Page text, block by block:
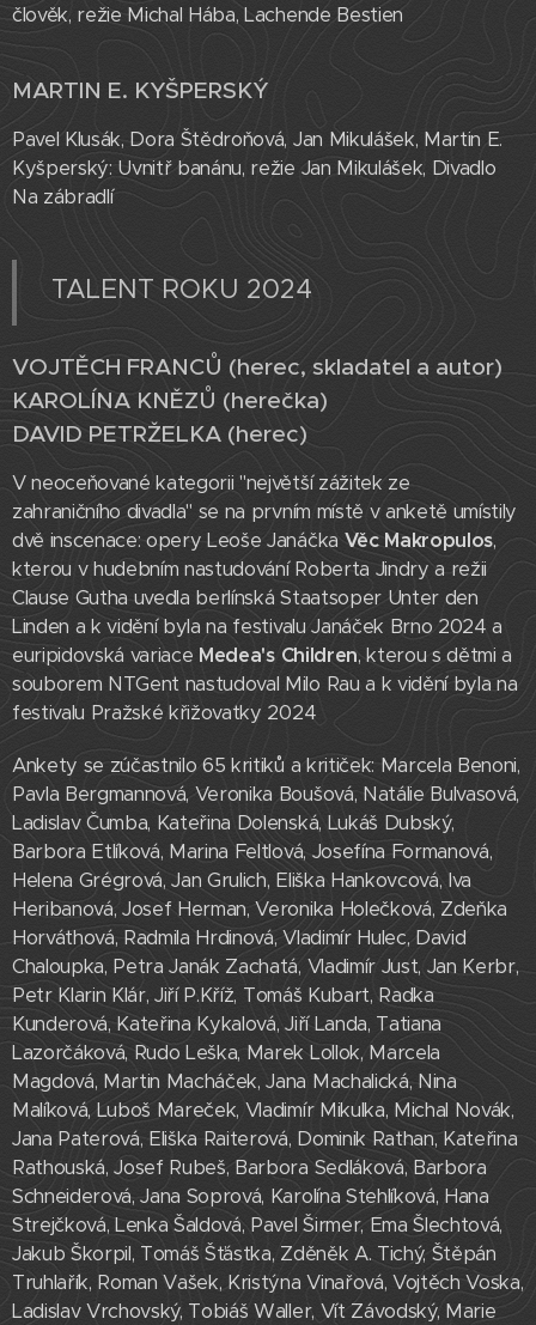
člověk, režie Michal Hába, Lachende Bestien
MARTIN E. KYŠPERSKÝ
Pavel Klusák, Dora Štědroňová, Jan Mikulášek, Martin E.
Kyšperský: Uvnitř banánu, režie Jan Mikulášek, Divadlo
Na zábradlí
TALENT ROKU 2024
VOJTĚCH FRANCŮ (herec, skladatel a autor)
KAROLÍNA KNĚZŮ (herečka)
DAVID PETRŽELKA (herec)
V neoceňované kategorii "největší zážitek ze
zahraničního divadla" se na prvním místě v anketě umístily
dvě inscenace: opery Leoše Janáčka Věc Makropulos,
kterou v hudebním nastudování Roberta Jindry a režii
Clause Gutha uvedla berlínská Staatsoper Unter den
Linden a k vidění byla na festivalu Janáček Brno 2024 a
euripidovská variace Medea's Children, kterou s dětmi a
souborem NTGent nastudoval Milo Rau a k vidění byla na
festivalu Pražské křižovatky 2024
Ankety se zúčastnilo 65 kritiků a kritiček: Marcela Benoni,
Pavla Bergmannová, Veronika Boušová, Natálie Bulvasová,
Ladislav Čumba, Kateřina Dolenská, Lukáš Dubský,
Barbora Etlíková, Marina Feltlová, Josefína Formanová,
Helena Grégrová, Jan Grulich, Eliška Hankovcová, Iva
Heribanová, Josef Herman, Veronika Holečková, Zdeňka
Horváthová, Radmila Hrdinová, Vladimír Hulec, David
Chaloupka, Petra Janák Zachatá, Vladimír Just, Jan Kerbr,
Petr Klarin Klár, Jiří P.Kříž, Tomáš Kubart, Radka
Kunderová, Kateřina Kykalová, Jiří Landa, Tatiana
Lazorčáková, Rudo Leška, Marek Lollok, Marcela
Magdová, Martin Macháček, Jana Machalická, Nina
Malíková, Luboš Mareček, Vladimír Mikulka, Michal Novák,
Jana Paterová, Eliška Raiterová, Dominik Rathan, Kateřina
Rathouská, Josef Rubeš, Barbora Sedláková, Barbora
Schneiderová, Jana Soprová, Karolína Stehlíková, Hana
Strejčková, Lenka Šaldová, Pavel Širmer, Ema Šlechtová,
Jakub Škorpil, Tomáš Šťástka, Zděněk A. Tichý, Štěpán
Truhlařík, Roman Vašek, Kristýna Vinařová, Vojtěch Voska,
Ladislav Vrchovský, Tobiáš Waller, Vít Závodský, Marie